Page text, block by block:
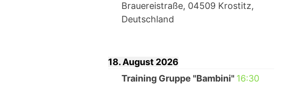
Brauereistraße, 04509 Krostitz,
Deutschland
18. August 2026
Training Gruppe "Bambini" 16:30